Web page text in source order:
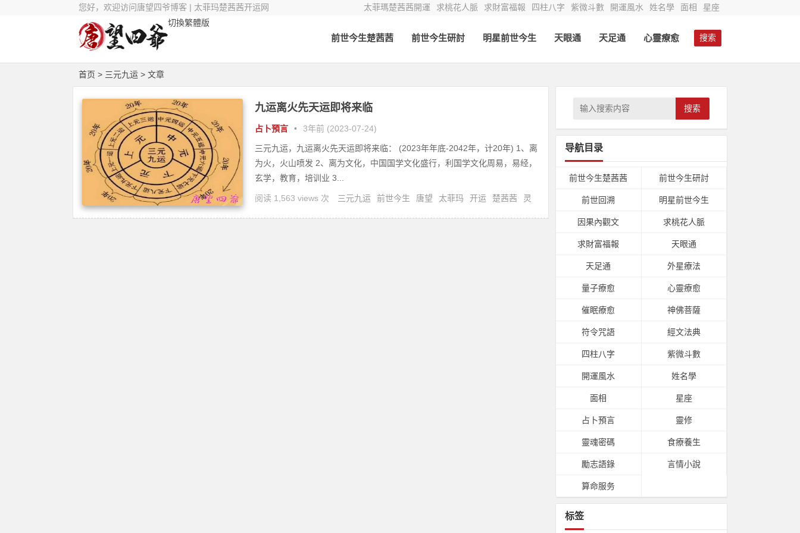
您好，欢迎访问唐望四爷博客 | 太菲玛楚茜茜开运网 太菲瑪楚茜茜開運 求桃花人脈 求財富福報 四柱八字 紫微斗數 開運風水 姓名學 面相
星座
切換繁體版
搜索
前世今生楚茜茜 前世今生研討 明星前世今生 天眼通 天足通 心靈療愈
首页 > 三元九运 > 文章
九运离火先天运即将来临
占卜預言 • 3年前 (2023-07-24)
三元九运，九运离火先天运即将来临： (2023年年底-2042年，计20年) 1、离
为火，火山喷发 2、离为文化，中国国学文化盛行，利国学文化周易，易经，
玄学，教育，培训业 3...
阅读 1,563 views 次 三元九运 前世今生 唐望 太菲玛 开运 楚茜茜
灵
搜索
导航目录
前世今生楚茜茜 前世今生研討
前世回溯 明星前世今生
因果內觀文 求桃花人脈
求財富福報 天眼通
天足通 外星療法
量子療愈 心靈療愈
催眠療愈 神佛菩薩
符令咒語 經文法典
四柱八字 紫微斗數
開運風水 姓名學
面相 星座
占卜預言 靈修
靈魂密碼 食療養生
勵志語錄 言情小說
算命服务
标签